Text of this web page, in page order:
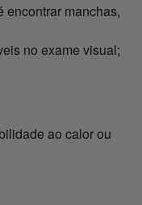
encontrar manchas,
no exame visual;
ao calor ou